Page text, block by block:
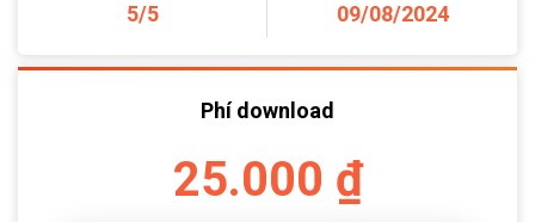
5/5 09/08/2024
Phí download
25.000 ₫